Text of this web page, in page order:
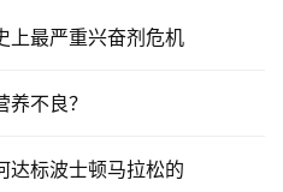
上最严重兴奋剂危机
不良？
达标波士顿马拉松的